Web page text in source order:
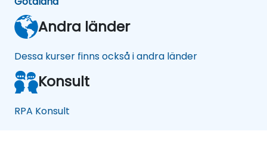
Andra länder
Dessa kurser finns också i andra länder
Konsult
RPA Konsult